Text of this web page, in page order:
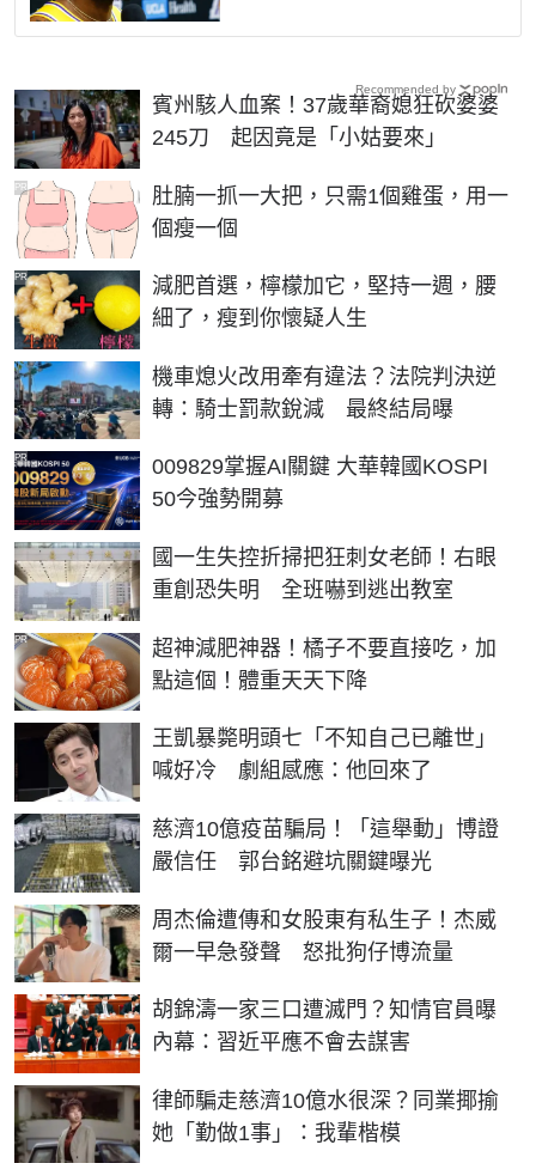
賓州駭人血案！37歲華裔媳狂砍婆婆
245刀 起因竟是「小姑要來」
肚腩一抓一大把，只需1個雞蛋，用一
個瘦一個
PR
減肥首選，檸檬加它，堅持一週，腰
細了，瘦到你懷疑人生
PR
機車熄火改用牽有違法？法院判決逆
轉：騎士罰款銳減 最終結局曝
009829掌握AI關鍵 大華韓國KOSPI
50今強勢開募
PR
國一生失控折掃把狂刺女老師！右眼
重創恐失明 全班嚇到逃出教室
超神減肥神器！橘子不要直接吃，加
點這個！體重天天下降
PR
王凱暴斃明頭七「不知自己已離世」
喊好冷 劇組感應：他回來了
慈濟10億疫苗騙局！「這舉動」博證
嚴信任 郭台銘避坑關鍵曝光
周杰倫遭傳和女股東有私生子！杰威
爾一早急發聲 怒批狗仔博流量
胡錦濤一家三口遭滅門？知情官員曝
內幕：習近平應不會去謀害
律師騙走慈濟10億水很深？同業揶揄
她「勤做1事」：我輩楷模
Recommended by